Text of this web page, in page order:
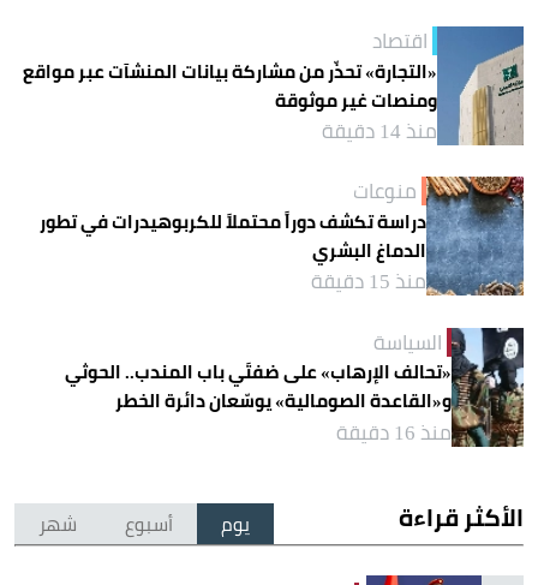
اقتصاد
«التجارة» تحذّر من مشاركة بيانات المنشآت عبر مواقع
ومنصات غير موثوقة
منذ 14 دقيقة
منوعات
دراسة تكشف دوراً محتملاً للكربوهيدرات في تطور
الدماغ البشري
منذ 15 دقيقة
السياسة
«تحالف الإرهاب» على ضفتَي باب المندب.. الحوثي
و«القاعدة الصومالية» يوسّعان دائرة الخطر
منذ 16 دقيقة
الأكثر قراءة يوم أسبوع شهر